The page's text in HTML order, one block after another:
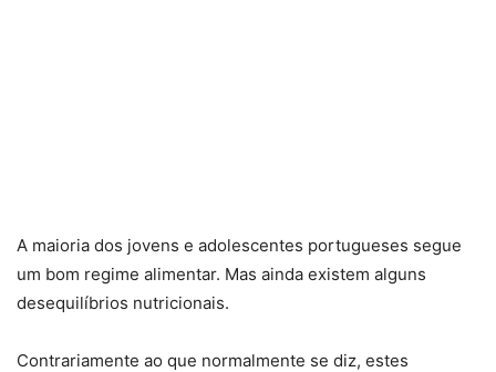
A maioria dos jovens e adolescentes portugueses segue
um bom regime alimentar. Mas ainda existem alguns
desequilíbrios nutricionais.
Contrariamente ao que normalmente se diz, estes